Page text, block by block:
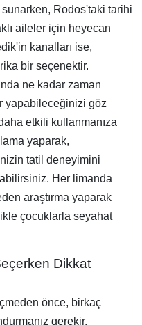
Rodos'taki tarihi
aileler için heyecan
kanalları ise,
bir seçenektir.
ne kadar zaman
yapabileceğinizi göz
etkili kullanmanıza
yaparak,
tatil deneyimini
Her limanda
araştırma yaparak
çocuklarla seyahat
Dikkat
önce, birkaç
gerekir.